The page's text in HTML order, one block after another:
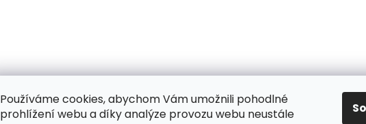
Používáme cookies, abychom Vám umožnili pohodlné
prohlížení webu a díky analýze provozu webu neustále